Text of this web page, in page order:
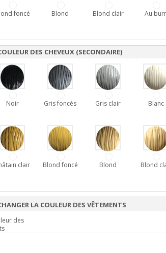
foncé Blond Blond clair Au
DES CHEVEUX (SECONDAIRE)
Noir Gris foncés Gris clair Blanc
clair Blond foncé Blond Blond
LA COULEUR DES VÊTEMENTS
des